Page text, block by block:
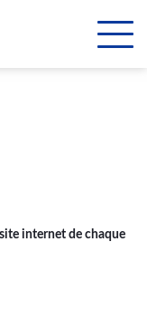
internet de chaque